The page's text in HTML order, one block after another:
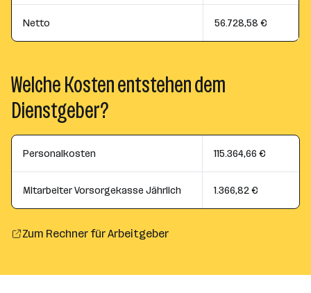
Netto 56.728,58 €
Welche Kosten entstehen dem
Dienstgeber?
Personalkosten 115.364,66 €
Mitarbeiter Vorsorgekasse Jährlich 1.366,82 €
Zum Rechner für Arbeitgeber